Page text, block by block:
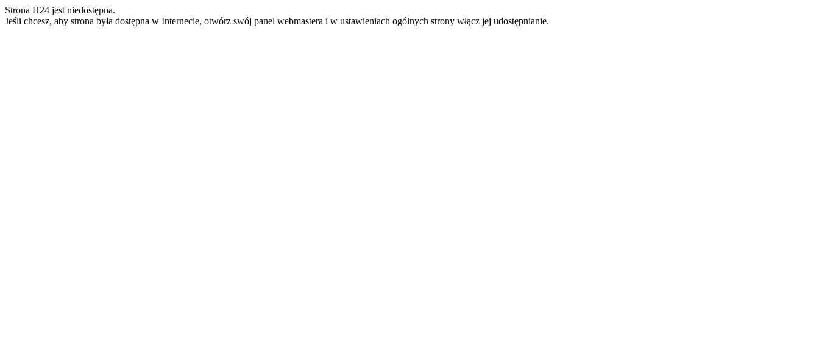
Strona H24 jest niedostępna.
Jeśli chcesz, aby strona była dostępna w Internecie, otwórz swój panel webmastera i w ustawieniach ogólnych strony włącz jej udostępnianie.